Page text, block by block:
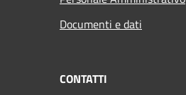
Documenti e dati
CONTATTI